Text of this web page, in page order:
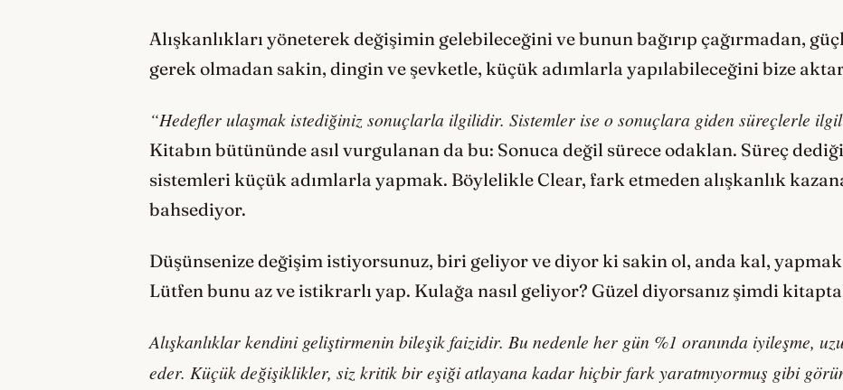
Alışkanlıkları yöneterek değişimin gelebileceğini ve bunun bağırıp çağırmadan,
gerek olmadan sakin, dingin ve şevketle, küçük adımlarla yapılabileceğini bize
“Hedefler ulaşmak istediğiniz sonuçlarla ilgilidir. Sistemler ise o sonuçlara giden süreçlerle
Kitabın bütününde asıl vurgulanan da bu: Sonuca değil sürece odaklan. Süreç
sistemleri küçük adımlarla yapmak. Böylelikle Clear, fark etmeden alışkanlık
bahsediyor.
Düşünsenize değişim istiyorsunuz, biri geliyor ve diyor ki sakin ol, anda kal,
Lütfen bunu az ve istikrarlı yap. Kulağa nasıl geliyor? Güzel diyorsanız şimdi
Alışkanlıklar kendini geliştirmenin bileşik faizidir. Bu nedenle her gün %1 oranında iyileşme,
eder. Küçük değişiklikler, siz kritik bir eşiği atlayana kadar hiçbir fark yaratmıyormuş gibi